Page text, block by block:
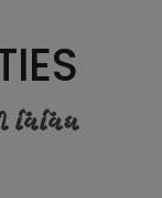
વિવિધ